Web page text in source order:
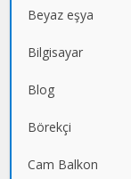
Beyaz eşya
Bilgisayar
Blog
Börekçi
Cam Balkon